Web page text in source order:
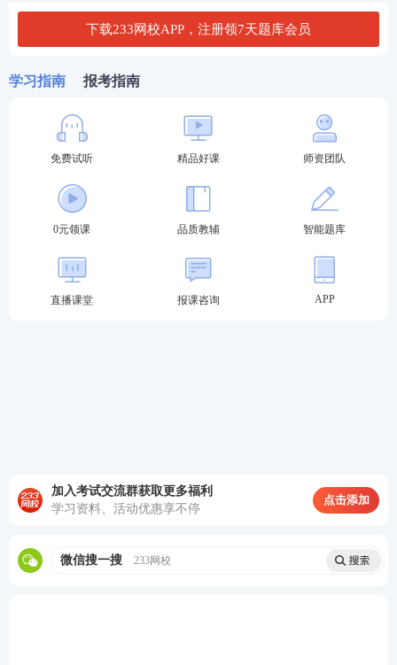
下载233网校APP，注册领7天题库会员
学习指南 报考指南
免费试听 精品好课 师资团队
0元领课 品质教辅 智能题库
直播课堂 报课咨询 APP
加入考试交流群获取更多福利
学习资料、活动优惠享不停
点击添加
微信搜一搜 233网校